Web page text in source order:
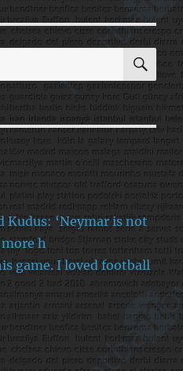
Kudus: ‘Neymar is not
h
game. I loved football